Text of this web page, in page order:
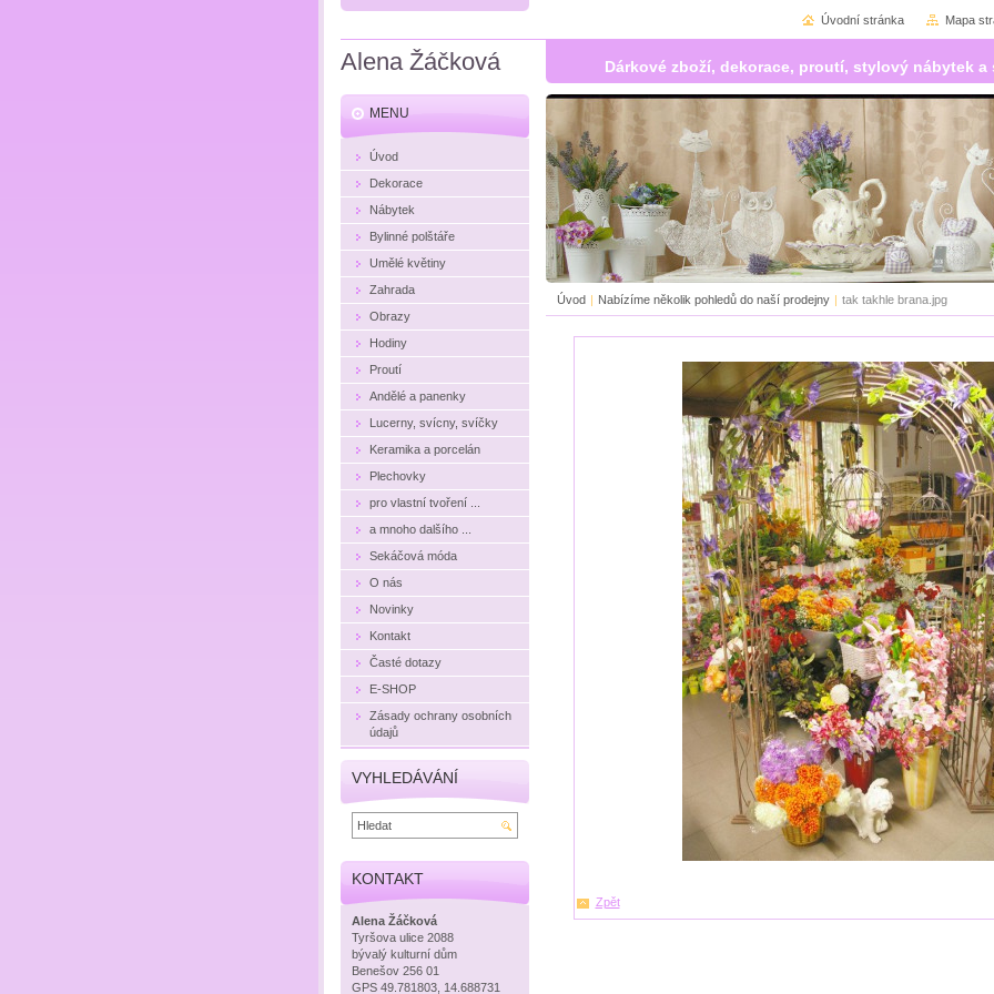
Alena Žáčková Dárkové zboží, dekorace, proutí, stylový nábytek
Úvod | Nabízíme několik pohledů do naší prodejny | tak takhle brana.jpg
Zpět
MENU
Úvod
Dekorace
Nábytek
Bylinné polštáře
Umělé květiny
Zahrada
Obrazy
Hodiny
Proutí
Andělé a panenky
Lucerny, svícny, svíčky
Keramika a porcelán
Plechovky
pro vlastní tvoření ...
a mnoho dalšího ...
Sekáčová móda
O nás
Novinky
Kontakt
Časté dotazy
E-SHOP
Zásady ochrany osobních
údajů
VYHLEDÁVÁNÍ
KONTAKT
Alena Žáčková
Tyršova ulice 2088
bývalý kulturní dům
Benešov 256 01
GPS 49.781803, 14.688731
Úvodní stránka Mapa